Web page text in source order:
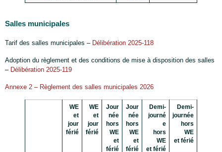
Salles municipales
Tarif des salles municipales – Délibération 2025-118
Adoption du règlement et des conditions de mise à disposition des salles
– Délibération 2025-119
Annexe 2 – Règlement des salles municipales 2026
WE
et
jour
férié
WE
et
jour
férié
Jour
née
hors
WE
et
férié
Jour
née
hors
WE
et
férié
Demi-
journé
e
hors
WE
et férié
Demi-
journée
hors
WE
et férié